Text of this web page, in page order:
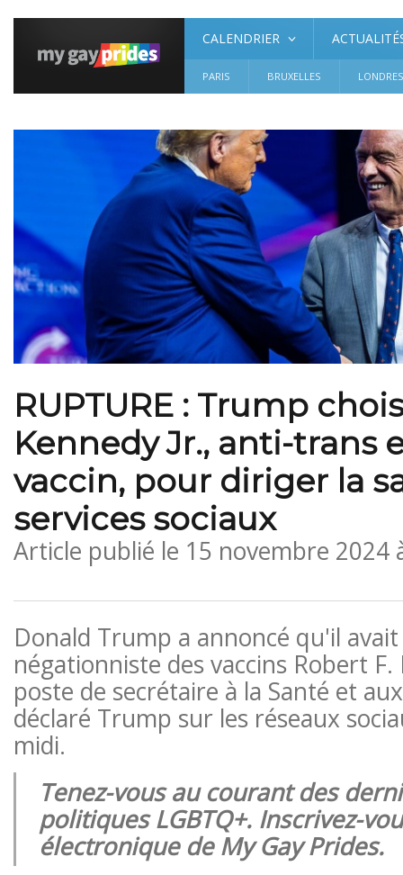
CALENDRIER
PARIS BRUXELLES LONDRES
RUPTURE : Trump
Kennedy Jr., anti-trans
vaccin, pour diriger la
services sociaux
Article publié le 15 novembre 2024
Donald Trump a annoncé qu'il
négationniste des vaccins Robert F.
poste de secrétaire à la Santé et
déclaré Trump sur les réseaux
midi.
Tenez-vous au courant des
politiques LGBTQ+. Inscrivez-
électronique de My Gay Prides.